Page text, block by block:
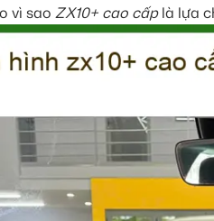
vì sao ZX10+ cao cấplà lựa